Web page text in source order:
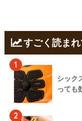
すごく読ま
1
シック
っても
2